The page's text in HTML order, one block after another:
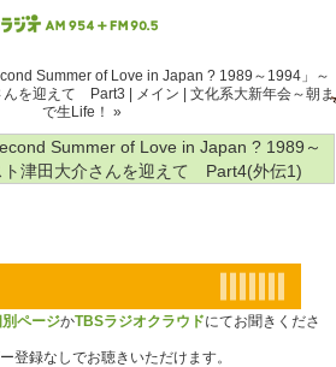
Summer of Love in Japan ? 1989～1994」～
んを迎えて Part3
メイン
文化系大新年会～朝ま
で生Life！ »
Summer of Love in Japan ? 1989～
ト津田大介さんを迎えて Part4(外伝1)
ページかTBSラジオクラウドにてお聞きくださ
登録なしでお聴きいただけます。